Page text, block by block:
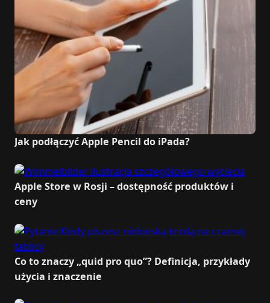
Jak podłączyć Apple Pencil do iPada?
Apple Store w Rosji – dostępność produktów i
ceny
Co to znaczy „quid pro quo”? Definicja, przykłady
użycia i znaczenie